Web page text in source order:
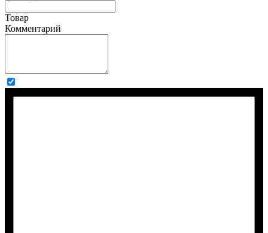
Товар
Комментарий